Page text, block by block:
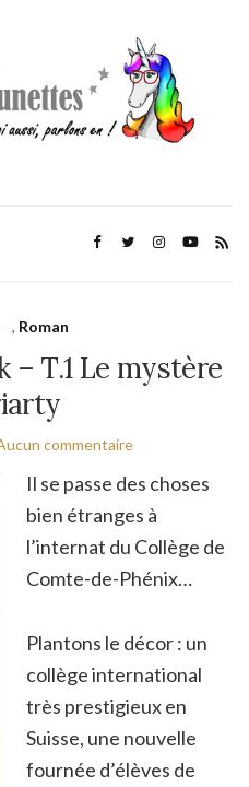
, Roman
– T.1 Le mystère
commentaire
Il se passe des choses
bien étranges à
l’internat du Collège de
Comte-de-Phénix…
Plantons le décor : un
collège international
très prestigieux en
Suisse, une nouvelle
fournée d’élèves de